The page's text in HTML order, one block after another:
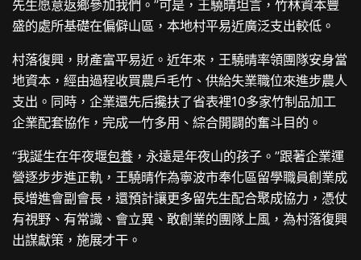
先生愿意返鄉參加我們。”可是，王驍晴坦言，竹林資本豐
盛的處所基礎在偏僻山區，本地村平易近廣泛支出較低。
村落復興，財產富平易近。近年來，王驍晴率領團隊安身當
地資本，經由過程收買農戶毛竹、供給失業職位來進步農人
支出。同時，企業還先后攙扶了省表裡10多家竹制品加工
企業配套協作，完成一竹多用、綜合開闢的奮斗目的。
“我誕生在年夜堰包養 ，永遠是年夜山的孩子。”跟著企業運
營逐步步進正軌，王驍晴作為寧波市奉化區留學職員創業成
長增進會副會長，還預計讓更多留先生配合聚成協力，憑仗
有視野、有常識、會立異、敢創業的團隊上風，為村落復興
出謀獻策，施展才干。